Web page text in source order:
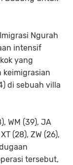
Ngurah
intensif
yang
keimigrasian
di sebuah villa
WM (39), JA
(28), ZW (26),
tersebut,